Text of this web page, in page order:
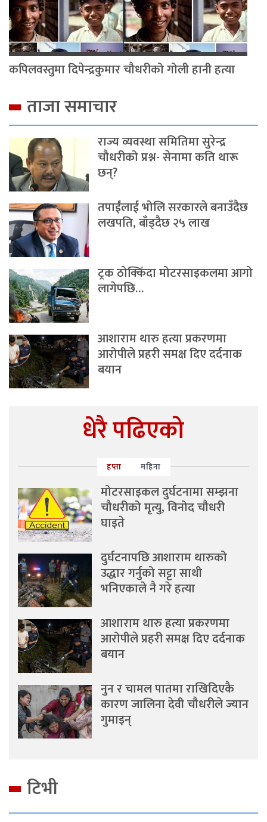
कपिलवस्तुमा दिपेन्द्रकुमार चौधरीको गोली हानी हत्या
ताजा समाचार
राज्य व्यवस्था समितिमा सुरेन्द्र
चौधरीको प्रश्न- सेनामा कति थारू
छन्?
तपाईंलाई भोलि सरकारले बनाउँदैछ
लखपति, बाँड्दैछ २५ लाख
ट्रक ठोक्किँदा मोटरसाइकलमा आगो
लागेपछि…
आशाराम थारु हत्या प्रकरणमा
आरोपीले प्रहरी समक्ष दिए दर्दनाक
बयान
धेरै पढिएको
हप्ता महिना
मोटरसाइकल दुर्घटनामा सम्झना
चौधरीको मृत्यु, विनोद चौधरी
घाइते
दुर्घटनापछि आशाराम थारुको
उद्धार गर्नुको सट्टा साथी
भनिएकाले नै गरे हत्या
आशाराम थारु हत्या प्रकरणमा
आरोपीले प्रहरी समक्ष दिए दर्दनाक
बयान
नुन र चामल पातमा राखिदिएकै
कारण जालिना देवी चौधरीले ज्यान
गुमाइन्
टिभी